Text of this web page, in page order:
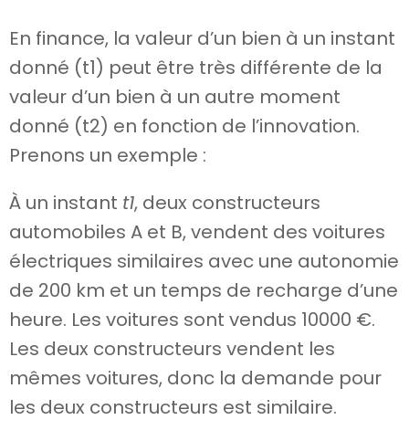
En finance, la valeur d’un bien à un instant
donné (t1) peut être très différente de la
valeur d’un bien à un autre moment
donné (t2) en fonction de l’innovation.
Prenons un exemple :
À un instant t1, deux constructeurs
automobiles A et B, vendent des voitures
électriques similaires avec une autonomie
de 200 km et un temps de recharge d’une
heure. Les voitures sont vendus 10000 €.
Les deux constructeurs vendent les
mêmes voitures, donc la demande pour
les deux constructeurs est similaire.